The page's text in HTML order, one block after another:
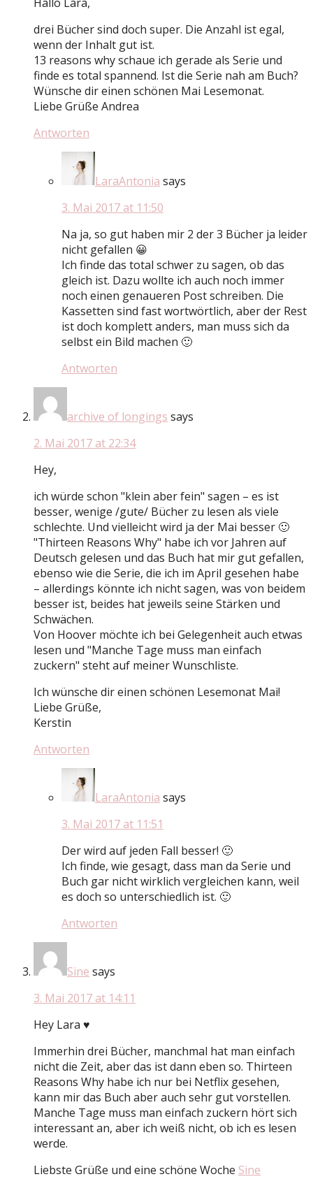
drei Bücher sind doch super. Die Anzahl ist egal,
wenn der Inhalt gut ist.
13 reasons why schaue ich gerade als Serie und
finde es total spannend. Ist die Serie nah am Buch?
Wünsche dir einen schönen Mai Lesemonat.
Liebe Grüße Andrea
Antworten
LaraAntonia says
3. Mai 2017 at 11:50
Na ja, so gut haben mir 2 der 3 Bücher ja leider
nicht gefallen 😀
Ich finde das total schwer zu sagen, ob das
gleich ist. Dazu wollte ich auch noch immer
noch einen genaueren Post schreiben. Die
Kassetten sind fast wortwörtlich, aber der Rest
ist doch komplett anders, man muss sich da
selbst ein Bild machen 🙂
Antworten
archive of longings says
2. Mai 2017 at 22:34
Hey,
ich würde schon "klein aber fein" sagen – es ist
besser, wenige /gute/ Bücher zu lesen als viele
schlechte. Und vielleicht wird ja der Mai besser 🙂
"Thirteen Reasons Why" habe ich vor Jahren auf
Deutsch gelesen und das Buch hat mir gut gefallen,
ebenso wie die Serie, die ich im April gesehen habe
– allerdings könnte ich nicht sagen, was von beidem
besser ist, beides hat jeweils seine Stärken und
Schwächen.
Von Hoover möchte ich bei Gelegenheit auch etwas
lesen und "Manche Tage muss man einfach
zuckern" steht auf meiner Wunschliste.
Ich wünsche dir einen schönen Lesemonat Mai!
Liebe Grüße,
Kerstin
Antworten
LaraAntonia says
3. Mai 2017 at 11:51
Der wird auf jeden Fall besser! 🙂
Ich finde, wie gesagt, dass man da Serie und
Buch gar nicht wirklich vergleichen kann, weil
es doch so unterschiedlich ist. 🙂
Antworten
Sine says
3. Mai 2017 at 14:11
Hey Lara ♥
Immerhin drei Bücher, manchmal hat man einfach
nicht die Zeit, aber das ist dann eben so. Thirteen
Reasons Why habe ich nur bei Netflix gesehen,
kann mir das Buch aber auch sehr gut vorstellen.
Manche Tage muss man einfach zuckern hört sich
interessant an, aber ich weiß nicht, ob ich es lesen
werde.
Liebste Grüße und eine schöne Woche Sine